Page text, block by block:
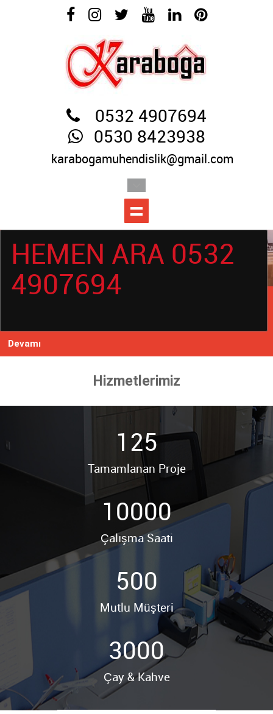
0532 4907694
0530 8423938
karabogamuhendislik@gmail.com
HEMEN ARA 0532
4907694
Devamı
HEMEN ARA 0532
4907694
Devamı
Hizmetlerimiz
125
Tamamlanan Proje
10000
Çalışma Saati
500
Mutlu Müşteri
3000
Çay & Kahve